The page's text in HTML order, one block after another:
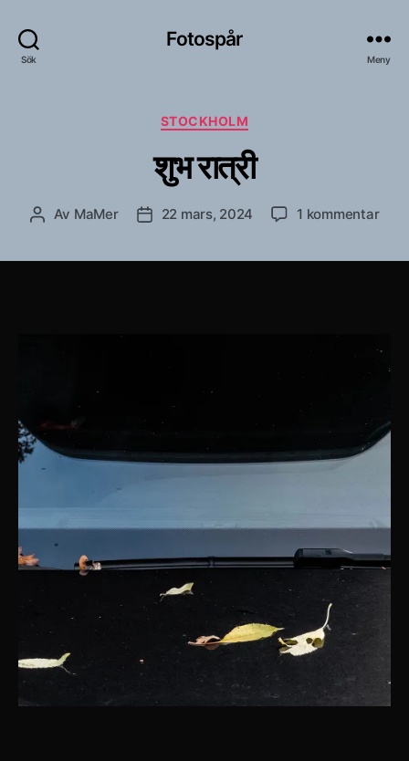
Sök
Fotospår
Meny
Kategorier
STOCKHOLM
शुभ रात्री
Inläggsförfattare
Av MaMer Inläggsdatum
22 mars, 2024 1 kommentartill